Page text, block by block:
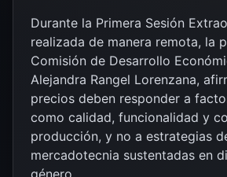
Durante la Primera Sesión
realizada de manera remota, la
Comisión de Desarrollo
Alejandra Rangel Lorenzana,
precios deben responder a
como calidad, funcionalidad y
producción, y no a estrategias
mercadotecnia sustentadas en
género.